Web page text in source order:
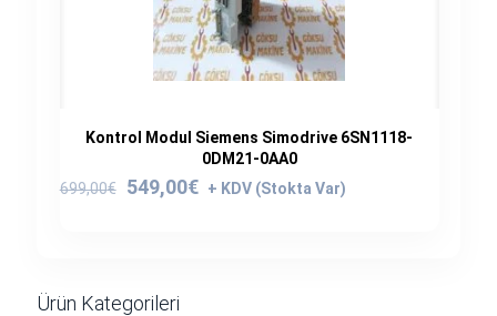
Kontrol Modul Siemens Simodrive 6SN1118-
0DM21-0AA0
699,00€
Orijinal
549,00€
Şu
Ürün Kategorileri